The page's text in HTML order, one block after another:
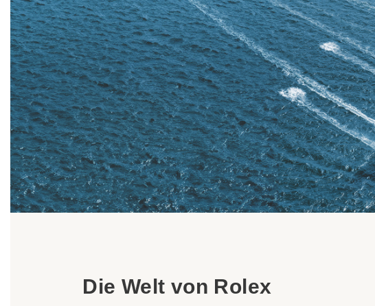
Rolex Armbanduhren
Rolex Accessoires
Neue Modelle 2026
Rolex Uhrmacherkunst
Wartung
Oyster Story
Rolex bei Mundwiler Juwelen
Die Welt von Rolex